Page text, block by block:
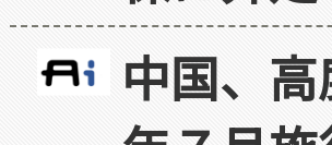
中国、